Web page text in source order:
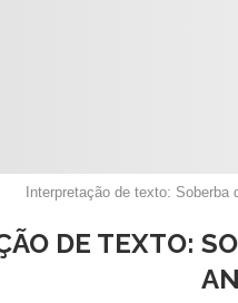
Interpretação de texto: Soberba
DE TEXTO: